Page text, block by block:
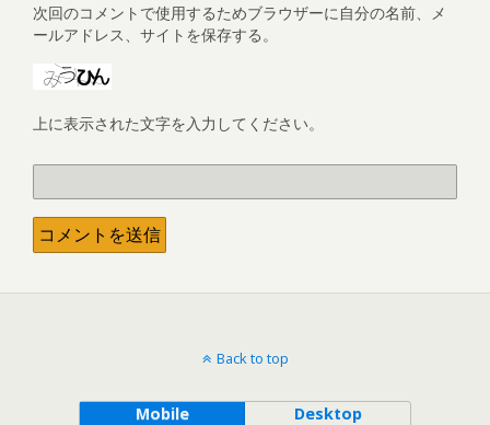
次回のコメントで使用するためブラウザーに自分の名前、メ
ールアドレス、サイトを保存する。
上に表示された文字を入力してください。
Back to top
Mobile Desktop